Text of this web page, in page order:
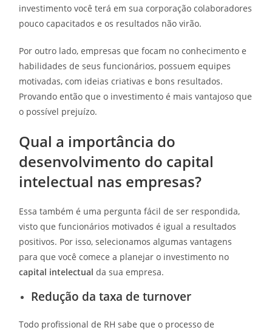
investimento você terá em sua corporação colaboradores
pouco capacitados e os resultados não virão.
Por outro lado, empresas que focam no conhecimento e
habilidades de seus funcionários, possuem equipes
motivadas, com ideias criativas e bons resultados.
Provando então que o investimento é mais vantajoso que
o possível prejuízo.
Qual a importância do
desenvolvimento do capital
intelectual nas empresas?
Essa também é uma pergunta fácil de ser respondida,
visto que funcionários motivados é igual a resultados
positivos. Por isso, selecionamos algumas vantagens
para que você comece a planejar o investimento no
capital intelectual da sua empresa.
Redução da taxa de turnover
Todo profissional de RH sabe que o processo de